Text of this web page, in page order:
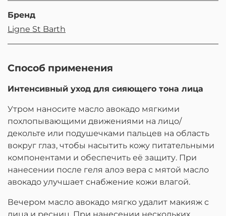
Бренд
Ligne St Barth
Способ применения
Интенсивный уход для сияющего тона лица
Утром наносите масло авокадо мягкими
похлопывающими движениями на лицо/
декольте или подушечками пальцев на область
вокруг глаз, чтобы насытить кожу питательными
компонентами и обеспечить её защиту. При
нанесении после геля алоэ вера с мятой масло
авокадо улучшает снабжение кожи влагой.
Вечером масло авокадо мягко удалит макияж с